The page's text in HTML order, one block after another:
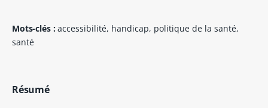
Mots-clés :accessibilité, handicap, politique de la santé,
santé
Résumé